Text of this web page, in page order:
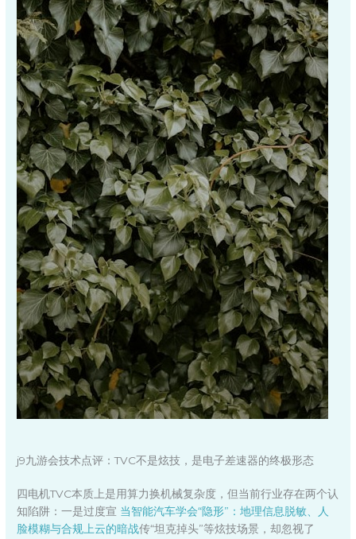
j9九游会技术点评：TVC不是炫技，是电子差速器的终极形态
四电机TVC本质上是用算力换机械复杂度，但当前行业存在两个认
知陷阱：一是过度宣 当智能汽车学会“隐形”：地理信息脱敏、人
脸模糊与合规上云的暗战传“坦克掉头”等炫技场景，却忽视了